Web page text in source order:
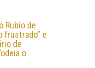
Rubio de
frustrado” e
de
o